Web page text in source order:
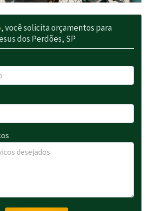
, você solicita orçamentos para
dos Perdões, SP